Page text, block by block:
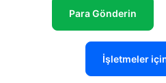
Para Gönderin
İşletmeler